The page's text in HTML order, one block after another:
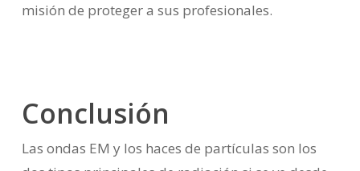
misión de proteger a sus profesionales.
Conclusión
Las ondas EM y los haces de partículas son los